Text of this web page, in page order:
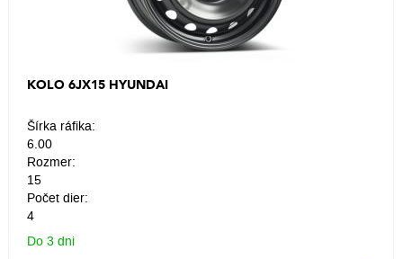
KOLO 6JX15 HYUNDAI
Šírka ráfika:
6.00
Rozmer:
15
Počet dier:
4
Do 3 dni